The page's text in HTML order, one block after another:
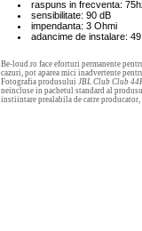
raspuns in frecventa:
sensibilitate: 90 dB
impendanta: 3 Ohmi
adancime de instalare:
Be-loud.ro face eforturi permanente
cazuri, pot aparea mici inadvertente
Fotografia produsului JBL Club Club
neincluse in pachetul standard al
instiintare prealabila de catre